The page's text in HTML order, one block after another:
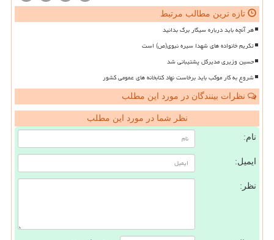
تازه ترین مطالب مرتبط
هر آنچه باید درباره سیگار برگ بدانید
تکریم خانواده های شهدا سیره نبوی(ص) است
حسین وزیری مدیرکل پشتیبانی شد
شروع به کار موکب باید برخاست نهاد کتابخانه های عمومی کشور
نظرات بینندگان در مورد این مطلب
نظر شما در مورد این مطلب
نام:
ایمیل:
نظر: